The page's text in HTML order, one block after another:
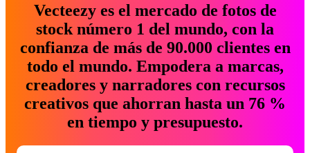
Vecteezy es el mercado de fotos de
stock número 1 del mundo, con la
confianza de más de 90.000 clientes en
todo el mundo. Empodera a marcas,
creadores y narradores con recursos
creativos que ahorran hasta un 76 %
en tiempo y presupuesto.